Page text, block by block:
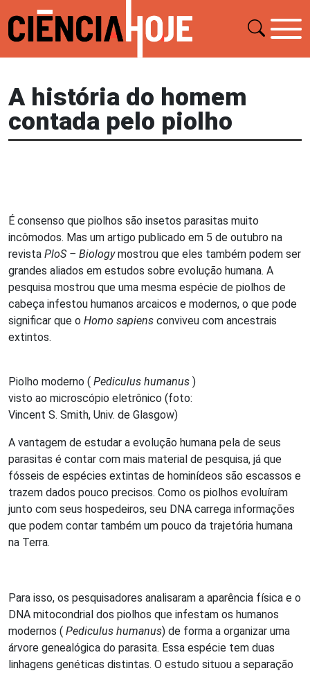
A história do homem
contada pelo piolho
É consenso que piolhos são insetos parasitas muito
incômodos. Mas um artigo publicado em 5 de outubro na
revista PloS – Biologymostrou que eles também podem ser
grandes aliados em estudos sobre evolução humana. A
pesquisa mostrou que uma mesma espécie de piolhos de
cabeça infestou humanos arcaicos e modernos, o que pode
significar que o Homo sapiens conviveu com ancestrais
extintos.
Piolho moderno ( Pediculus humanus )
visto ao microscópio eletrônico (foto:
Vincent S. Smith, Univ. de Glasgow)
A vantagem de estudar a evolução humana pela de seus
parasitas é contar com mais material de pesquisa, já que
fósseis de espécies extintas de hominídeos são escassos e
trazem dados pouco precisos. Como os piolhos evoluíram
junto com seus hospedeiros, seu DNA carrega informações
que podem contar também um pouco da trajetória humana
na Terra.
Para isso, os pesquisadores analisaram a aparência física e o
DNA mitocondrial dos piolhos que infestam os humanos
modernos ( Pediculus humanus) de forma a organizar uma
árvore genealógica do parasita. Essa espécie tem duas
linhagens genéticas distintas. O estudo situou a separação